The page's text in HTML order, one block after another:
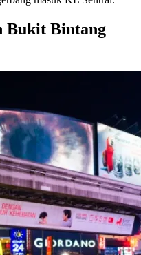
Bukit Bintang